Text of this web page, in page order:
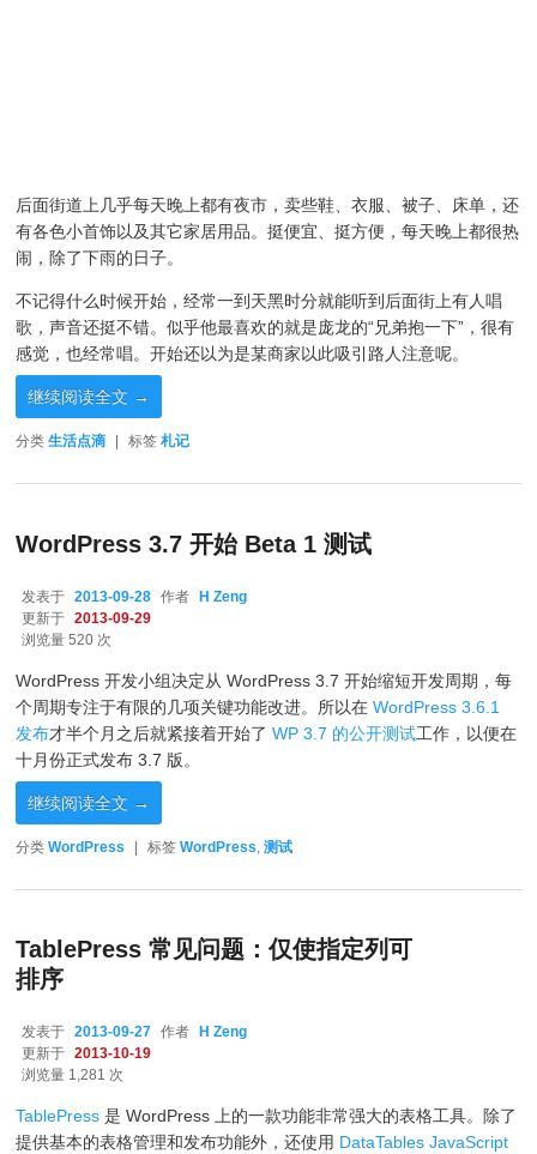
后面街道上几乎每天晚上都有夜市，卖些鞋、衣服、被子、床单，还
有各色小首饰以及其它家居用品。挺便宜、挺方便，每天晚上都很热
闹，除了下雨的日子。
不记得什么时候开始，经常一到天黑时分就能听到后面街上有人唱
歌，声音还挺不错。似乎他最喜欢的就是庞龙的“兄弟抱一下”，很有
感觉，也经常唱。开始还以为是某商家以此吸引路人注意呢。
继续阅读全文 →
分类 生活点滴 标签 札记
WordPress 3.7 开始 Beta 1 测试
发表于 2013-09-28 作者
H Zeng
更新于
2013-09-29
浏览量 520 次
WordPress 开发小组决定从 WordPress 3.7 开始缩短开发周期，每
个周期专注于有限的几项关键功能改进。所以在WordPress 3.6.1
发布才半个月之后就紧接着开始了WP 3.7 的公开测试工作，以便在
十月份正式发布 3.7 版。
继续阅读全文 →
分类 WordPress | 标签 WordPress,测试
TablePress 常见问题：仅使指定列可
排序
发表于 2013-09-27 作者
H Zeng
更新于
2013-10-19
浏览量 1,281 次
TablePress 是 WordPress 上的一款功能非常强大的表格工具。除了
提供基本的表格管理和发布功能外，还使用 DataTables JavaScript